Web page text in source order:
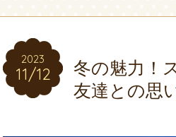
2023
11/12
2023
11/12
冬の魅力！
友達との思